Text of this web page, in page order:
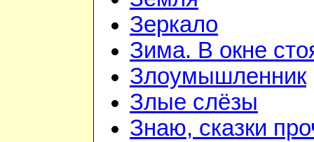
Зеркало
Зима. В окне
Злоумышленник
Злые слёзы
Знаю, сказки